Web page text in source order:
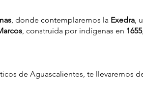
, donde contemplaremos la Exedra,
, construida por indígenas en 1655
de Aguascalientes, te llevaremos